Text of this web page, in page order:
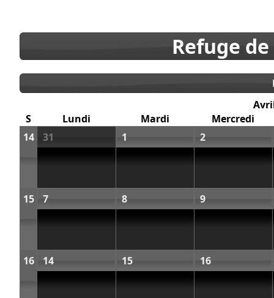
Refuge
S
Lundi Mardi
Mercredi
14
31 1 2
15 7 8 9
16 14 15 16